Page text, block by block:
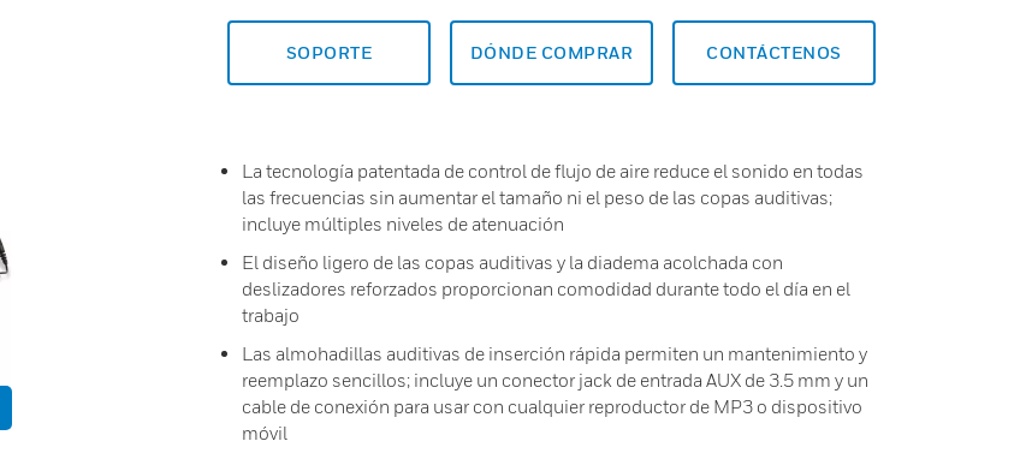
SOPORTE DÓNDE COMPRAR CONTÁCTENOS
La tecnología patentada de control de flujo de aire reduce el sonido en todas
las frecuencias sin aumentar el tamaño ni el peso de las copas auditivas;
incluye múltiples niveles de atenuación
El diseño ligero de las copas auditivas y la diadema acolchada con
deslizadores reforzados proporcionan comodidad durante todo el día en el
trabajo
Las almohadillas auditivas de inserción rápida permiten un mantenimiento y
reemplazo sencillos; incluye un conector jack de entrada AUX de 3.5 mm y un
cable de conexión para usar con cualquier reproductor de MP3 o dispositivo
móvil